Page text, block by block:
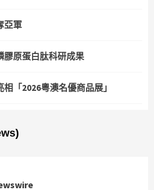
亞軍
膠原蛋白肽科研成果
「2026粵澳名優商品展」